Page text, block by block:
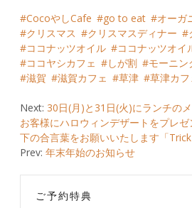
CocoやしCafe go to eat オーガ
クリスマス
クリスマスディナー
ココナッツオイル
ココナッツオイ
ココヤシカフェ
しが割 モーニン
滋賀
滋賀カフェ 草津 草津カフ
Post
navigation
Next: 30日(月)と31日(火)にランチの
お客様にハロウィンデザートをプレ
下の合言葉をお願いいたします「
Prev: 年末年始のお知らせ
ご予約特典